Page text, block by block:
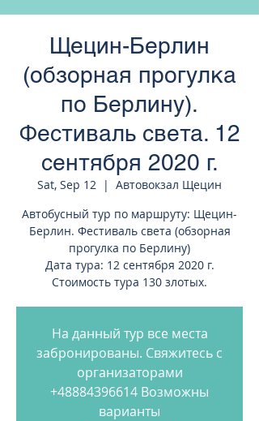
Щецин-Берлин
(обзорная прогулка
по Берлину).
Фестиваль света. 12
сентября 2020 г.
Sat, Sep 12
  |
Автовокзал Щецин
Автобусный тур по маршруту: Щецин-
Берлин. Фестиваль света (обзорная
прогулка по Берлину)
Дата тура: 12 сентября 2020 г.
Стоимость тура 130 злотых.
На данный тур все места
забронированы. Свяжитесь с
организаторами
+48884396614 Возможны
варианты